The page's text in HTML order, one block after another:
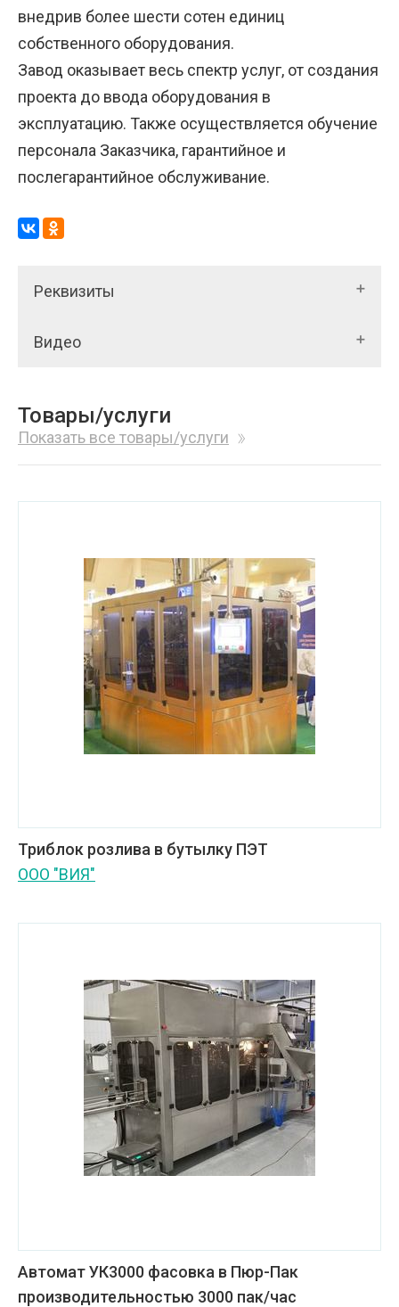
внедрив более шести сотен единиц
собственного оборудования.
Завод оказывает весь спектр услуг, от создания
проекта до ввода оборудования в
эксплуатацию. Также осуществляется обучение
персонала Заказчика, гарантийное и
послегарантийное обслуживание.
Реквизиты
Видео
Товары/услуги
Показать все товары/услуги
Триблок розлива в бутылку ПЭТ
ООО "ВИЯ"
Автомат УК3000 фасовка в Пюр-Пак
производительностью 3000 пак/час